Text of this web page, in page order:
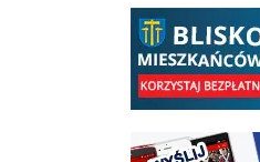
link do opisu aplikacji -
link do strony systemu